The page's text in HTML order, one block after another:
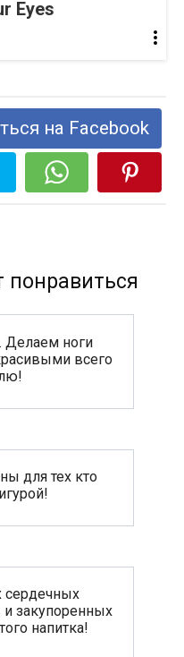
Eyes
на Facebook
Делаем ноги
всего
для тех кто
сердечных
и закупоренных
напитка!